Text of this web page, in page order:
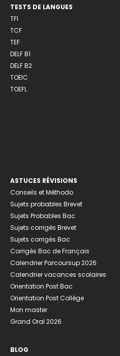
TESTS DE LANGUES
TFI
TCF
TEF
DELF B1
DELF B2
TOEIC
TOEFL
ASTUCES RÉVISIONS
Conseils et Méthodo
Sujets probables Brevet
Sujets Probables Bac
Sujets corrigés Brevet
Sujets corrigés Bac
Corrigés Bac de Français
Calendrier Parcoursup 2026
Calendrier vacances scolaires
Orientation Post Bac
Orientation Post Collège
Mon master
Grand Oral 2026
BLOG